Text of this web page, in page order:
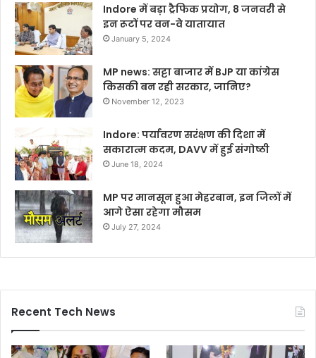
Indore में बड़ा ट्रैफिक प्रयोग, 8 जनवरी से
इन रूटों पर वन-वे यातायात
January 5, 2024
MP news: सट्टा बाजार में BJP या कांग्रेस
किसकी बन रही सरकार, जानिए?
November 12, 2023
Indore: पर्यावरण सरंक्षण की दिशा में
सकारात्म कदम, DAVV में हुई संगोष्ठी
June 18, 2024
MP पर मानसून हुआ मेहरबान, इन जिलों में
आगे ऐसा रहेगा मौसम
July 27, 2024
Recent Tech News